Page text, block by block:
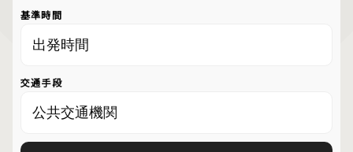
基準時間
交通手段